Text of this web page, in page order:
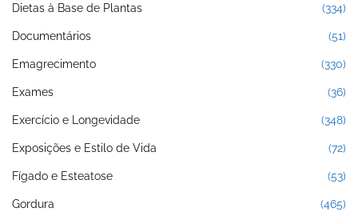
Dietas à Base de Plantas (334)
Documentários (51)
Emagrecimento (330)
Exames (36)
Exercício e Longevidade (348)
Exposições e Estilo de Vida (72)
Fígado e Esteatose (53)
Gordura (465)